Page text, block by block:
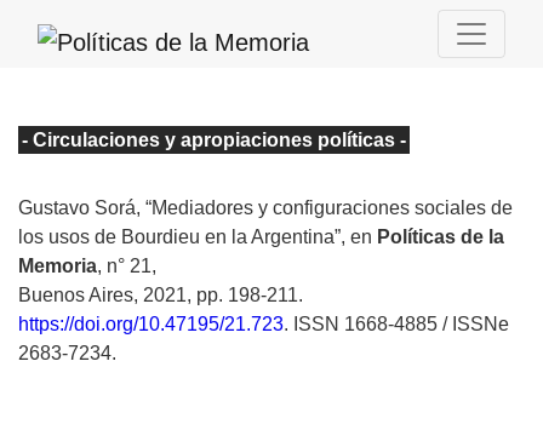
- Circulaciones y apropiaciones políticas -
Gustavo Sorá, “Mediadores y configuraciones sociales de
los usos de Bourdieu en la Argentina”, en Políticas de la
Memoria, n° 21,
Buenos Aires, 2021, pp. 198-211.
https://doi.org/10.47195/21.723. ISSN 1668-4885 / ISSNe
2683-7234.